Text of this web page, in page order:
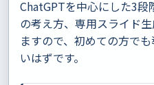
ChatGPTを中心にした3
の考え方、専用スライド
ますので、初めての方で
いはずです。